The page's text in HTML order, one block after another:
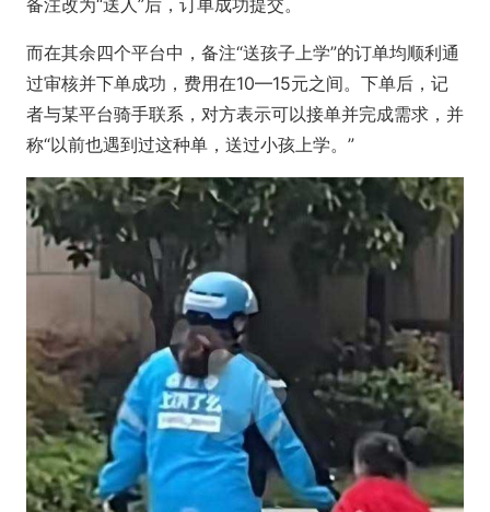
备注改为“送人”后，订单成功提交。
而在其余四个平台中，备注“送孩子上学”的订单均顺利通
过审核并下单成功，费用在10—15元之间。下单后，记
者与某平台骑手联系，对方表示可以接单并完成需求，并
称“以前也遇到过这种单，送过小孩上学。”